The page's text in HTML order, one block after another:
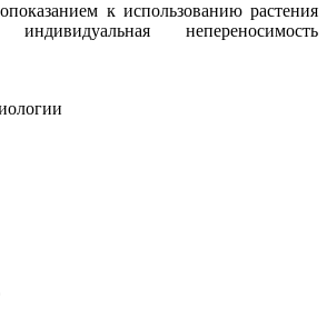
к использованию растения
непереносимость